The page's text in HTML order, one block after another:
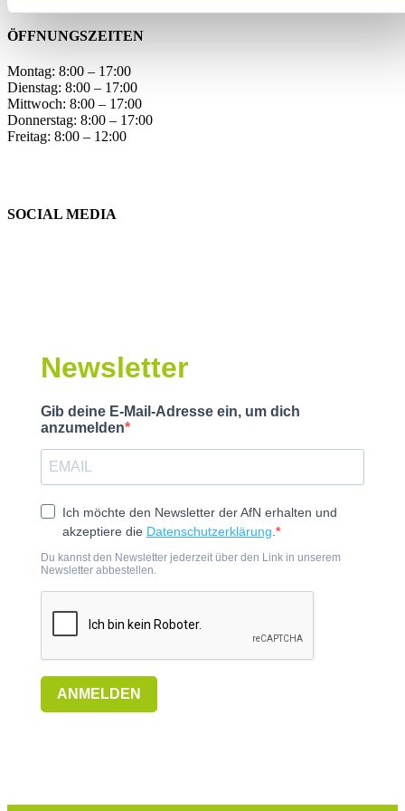
ÖFFNUNGSZEITEN
Montag: 8:00 – 17:00
Dienstag: 8:00 – 17:00
Mittwoch: 8:00 – 17:00
Donnerstag: 8:00 – 17:00
Freitag: 8:00 – 12:00
SOCIAL MEDIA
Newsletter
Gib deine E-Mail-Adresse ein, um dich
anzumelden
Ich möchte den Newsletter der AfN erhalten und
akzeptiere die Datenschutzerklärung
Du kannst den Newsletter jederzeit über den Link in unserem
Newsletter abbestellen.
ANMELDEN